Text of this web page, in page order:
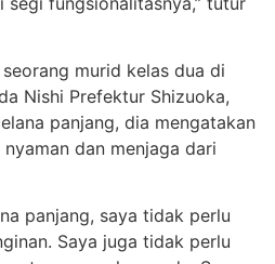
murid kelas dua di
Nishi Prefektur Shizuoka,
panjang, dia mengatakan
dan menjaga dari
panjang, saya tidak perlu
Saya juga tidak perlu